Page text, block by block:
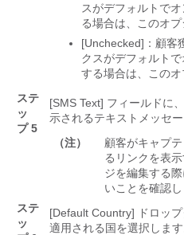
スがデフォルトで
る場合は、このオ
[Unchecked] ：顧客
クスがデフォルト
する場合は、このオ
ステ
ッ
プ 5
[SMS Text] フィールドに
示されるテキストメッセー
（注）
顧客がキャプ
るリンクを表
ジを編集する
いことを確認し
ステ
ッ
[Default Country]
ドロッ
適用される国を選択します